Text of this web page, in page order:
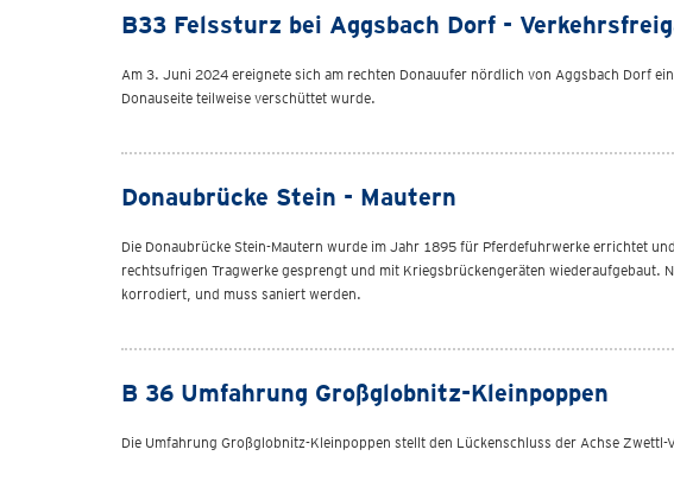
B33 Felssturz bei Aggsbach Dorf -
Am 3. Juni 2024 ereignete sich am rechten Donauufer nördlich von Aggsbach Dorf
Donauseite teilweise verschüttet wurde.
Donaubrücke Stein - Mautern
Die Donaubrücke Stein-Mautern wurde im Jahr 1895 für Pferdefuhrwerke errichtet
rechtsufrigen Tragwerke gesprengt und mit Kriegsbrückengeräten wiederaufgebaut.
korrodiert, und muss saniert werden.
B 36 Umfahrung Großglobnitz-Kleinpoppen
Die Umfahrung Großglobnitz-Kleinpoppen stellt den Lückenschluss der Achse